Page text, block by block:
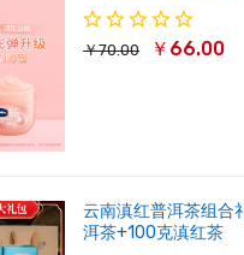
￥70.00 ￥66.00
云南滇红普洱茶组合
洱茶+100克滇红茶